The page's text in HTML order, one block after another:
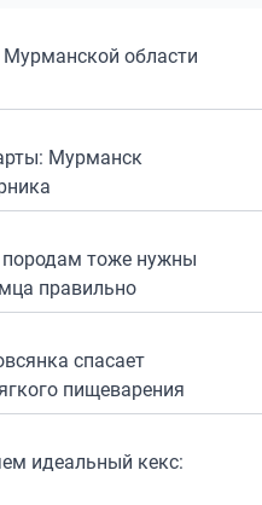
области
Мурманск
тоже нужны
правильно
спасает
пищеварения
идеальный кекс: